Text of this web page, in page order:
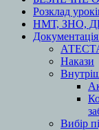
Розклад
НМТ, ЗНО,
Накази
Вибір